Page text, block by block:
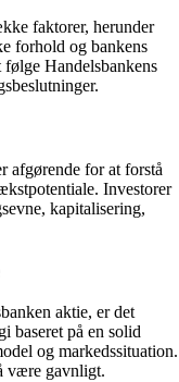
faktorer, herunder
forhold og bankens
Handelsbankens
afgørende for at forstå
Investorer
kapitalisering,
aktie, er det
baseret på en solid
og markedssituation.
være gavnligt.